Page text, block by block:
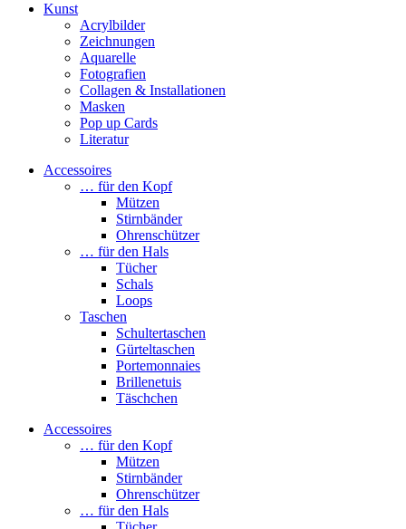
Kunst
Acrylbilder
Zeichnungen
Aquarelle
Fotografien
Collagen & Installationen
Masken
Pop up Cards
Literatur
Accessoires
… für den Kopf
Mützen
Stirnbänder
Ohrenschützer
… für den Hals
Tücher
Schals
Loops
Taschen
Schultertaschen
Gürteltaschen
Portemonnaies
Brillenetuis
Täschchen
Accessoires
… für den Kopf
Mützen
Stirnbänder
Ohrenschützer
… für den Hals